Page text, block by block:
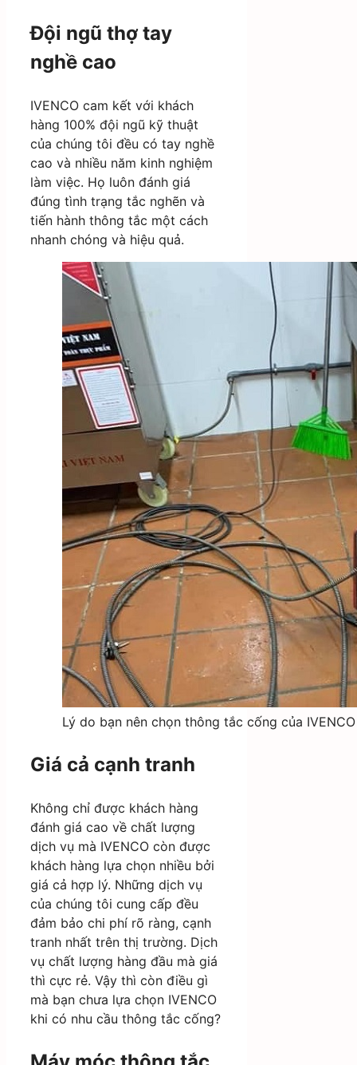
Đội ngũ thợ tay
nghề cao
IVENCO cam kết với khách
hàng 100% đội ngũ kỹ thuật
của chúng tôi đều có tay nghề
cao và nhiều năm kinh nghiệm
làm việc. Họ luôn đánh giá
đúng tình trạng tắc nghẽn và
tiến hành thông tắc một cách
nhanh chóng và hiệu quả.
Lý do bạn nên chọn thông tắc cống của IVENCO
Giá cả cạnh tranh
Không chỉ được khách hàng
đánh giá cao về chất lượng
dịch vụ mà IVENCO còn được
khách hàng lựa chọn nhiều bởi
giá cả hợp lý. Những dịch vụ
của chúng tôi cung cấp đều
đảm bảo chi phí rõ ràng, cạnh
tranh nhất trên thị trường. Dịch
vụ chất lượng hàng đầu mà giá
thì cực rẻ. Vậy thì còn điều gì
mà bạn chưa lựa chọn IVENCO
khi có nhu cầu thông tắc cống?